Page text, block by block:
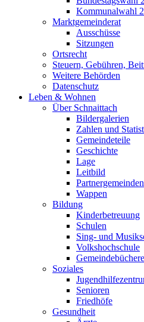
Kommunalwahl
Marktgemeinderat
Ausschüsse
Sitzungen
Ortsrecht
Steuern, Gebühren,
Weitere Behörden
Datenschutz
Leben & Wohnen
Über Schnaittach
Bildergalerien
Zahlen und
Gemeindeteile
Geschichte
Lage
Leitbild
Partnergemeinden
Wappen
Bildung
Kinderbetreuung
Schulen
Sing- und
Volkshochschule
Soziales
Senioren
Friedhöfe
Gesundheit